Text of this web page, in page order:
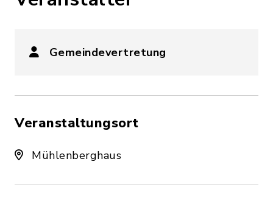
Gemeindevertretung
Veranstaltungsort
Mühlenberghaus